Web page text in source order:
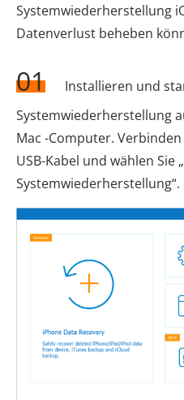
Systemwiederherstellung
Datenverlust beheben
01
Installieren und
Systemwiederherstellung
Mac -Computer.
USB-Kabel und wählen Sie
Systemwiederherstellung“.